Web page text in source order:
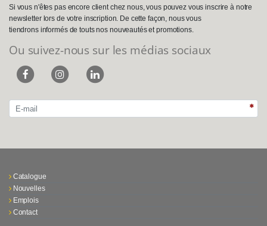
Si vous n'êtes pas encore client chez nous, vous pouvez vous inscrire à notre
newsletter lors de votre inscription. De cette façon, nous vous
tiendrons informés de touts nos nouveautés et promotions.
Ou suivez-nous sur les médias sociaux
Catalogue
Nouvelles
Emplois
Contact